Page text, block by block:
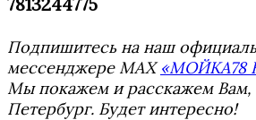
Подпишитесь на наш
мессенджере MAX«МОЙКА78
Мы покажем и расскажем Вам,
Петербург. Будет интересно!